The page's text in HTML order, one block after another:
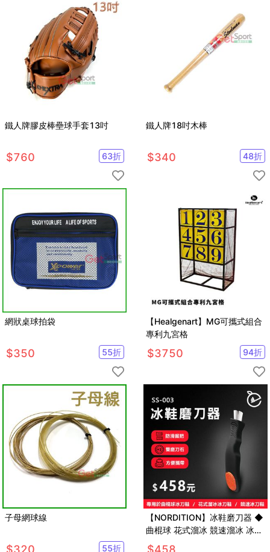
鐵人牌膠皮棒壘球手套13吋
$760 63折
鐵人牌18吋木棒
$340 48折
網狀桌球拍袋
$350 55折
【Healgenart】MG可攜式組合
專利九宮格
$3750 94折
子母網球線
$320 55折
【NORDITION】冰鞋磨刀器 ◆
曲棍球 花式溜冰 競速溜冰 冰球
磨刀石 開刃器 冰刀收邊利器 磨
$458